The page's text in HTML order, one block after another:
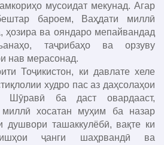
мусоидат мекунад. Агар
бароем, Ваҳдати миллӣ
ҳозира ва ояндаро мепайвандад
таҷрибаҳо ва орзуву
нав мерасонад.
ки давлате хеле
худро пас аз даҳсолаҳои
Шӯравӣ ба даст овардааст,
хосатан муҳим ба назар
душвори ташаккулёбӣ, вақте ки
ҷанги шаҳрвандӣ ва